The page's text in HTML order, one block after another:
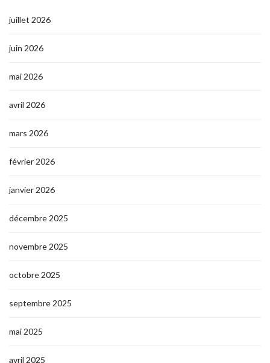
juillet 2026
juin 2026
mai 2026
avril 2026
mars 2026
février 2026
janvier 2026
décembre 2025
novembre 2025
octobre 2025
septembre 2025
mai 2025
avril 2025